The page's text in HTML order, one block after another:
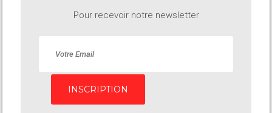
Pour recevoir notre newsletter
INSCRIPTION